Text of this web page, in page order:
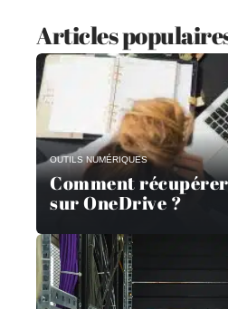
Articles
OUTILS NUMÉRIQUES
Comment
sur OneDrive ?